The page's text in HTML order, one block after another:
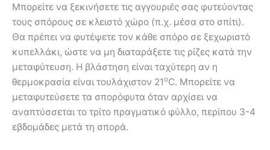
Μπορείτε να ξεκινήσετε τις αγγουριές σας φυτεύοντας
τους σπόρους σε κλειστό χώρο (π.χ. μέσα στο σπίτι).
Θα πρέπει να φυτέψετε τον κάθε σπόρο σε ξεχωριστό
κυπελλάκι, ώστε να μη διαταράξετε τις ρίζες κατά την
μεταφύτευση. Η βλάστηση είναι ταχύτερη αν η
θερμοκρασία είναι τουλάχιστον 21οC. Μπορείτε να
μεταφυτεύσετε τα σπορόφυτα όταν αρχίσει να
αναπτύσσεται το τρίτο πραγματικό φύλλο, περίπου 3-4
εβδομάδες μετά τη σπορά.